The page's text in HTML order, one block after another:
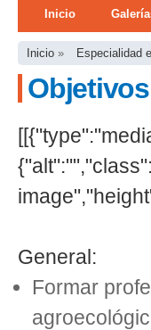
Menú
Inicio
Se
Inicio » Especialidad
Objetivos
General:
Formar